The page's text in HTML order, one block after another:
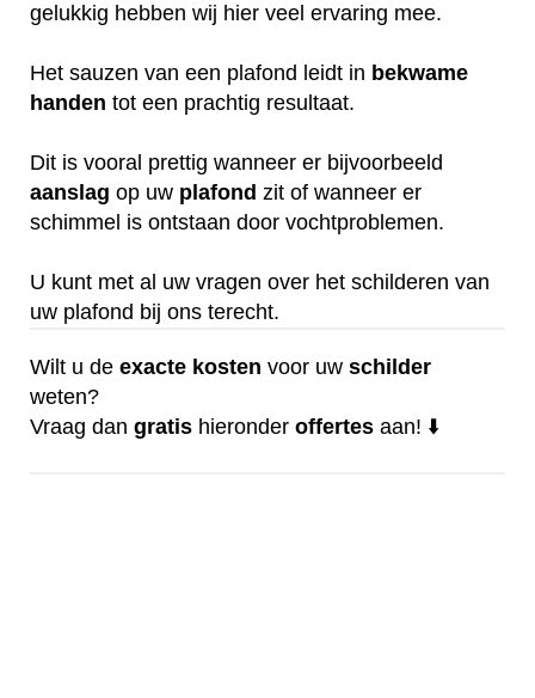
gelukkig hebben wij hier veel ervaring mee.
Het sauzen van een plafond leidt in bekwame
handen tot een prachtig resultaat.
Dit is vooral prettig wanneer er bijvoorbeeld
aanslag op uw plafond zit of wanneer er
schimmel is ontstaan door vochtproblemen.
U kunt met al uw vragen over het schilderen van
uw plafond bij ons terecht.
Wilt u de exacte kosten voor uw schilder
weten?
Vraag dan gratis hieronder offertes aan! ⬇️